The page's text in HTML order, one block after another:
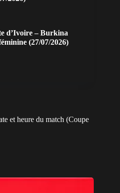
d’Ivoire – Burkina
(27/07/2026)
et heure du match (Coupe